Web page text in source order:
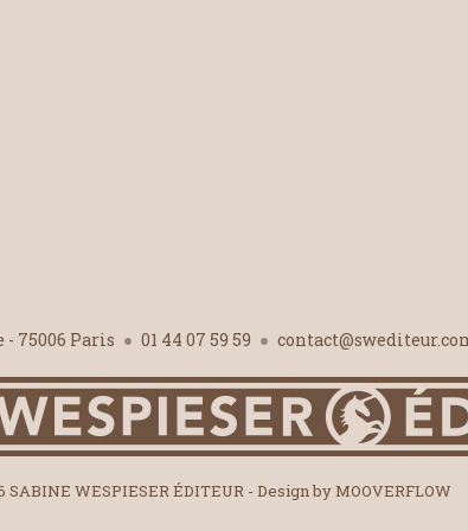
- 75006 Paris 01 44 07 59 59
SABINE WESPIESER ÉDITEUR - Design byMOOVERFLOW